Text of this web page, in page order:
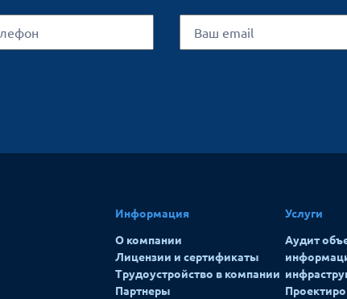
Информация
О компании
Лицензии и сертификаты
Трудоустройство в компании
Партнеры
Услуги
Аудит